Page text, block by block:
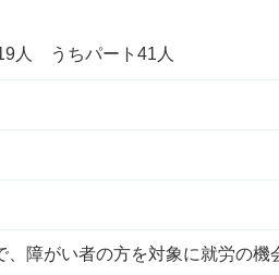
人 うちパート41人
障がい者の方を対象に就労の